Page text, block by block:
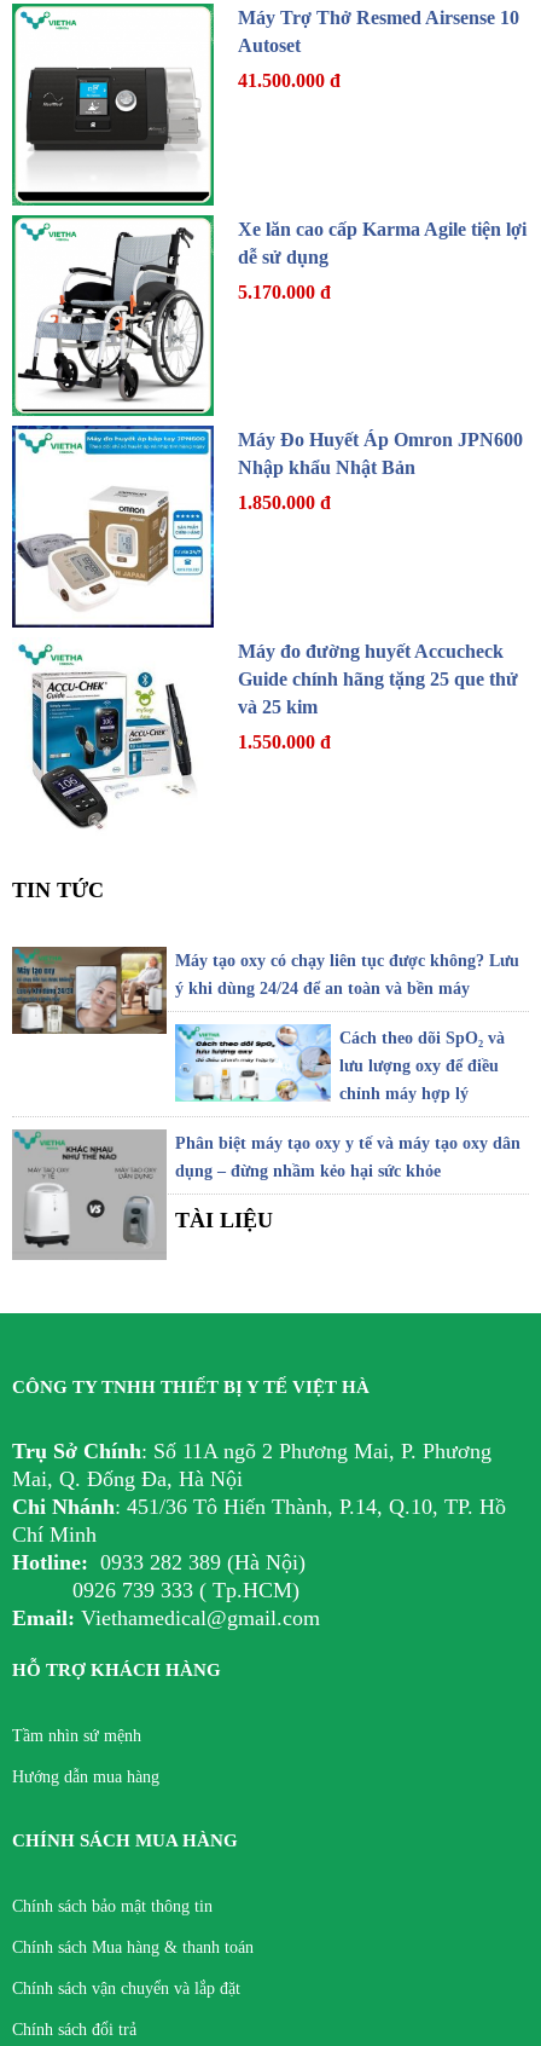
Máy Trợ Thở Resmed Airsense 10
Autoset
41.500.000 đ
Xe lăn cao cấp Karma Agile tiện lợi
dễ sử dụng
5.170.000 đ
Máy Đo Huyết Áp Omron JPN600
Nhập khẩu Nhật Bản
1.850.000 đ
Máy đo đường huyết Accucheck
Guide chính hãng tặng 25 que thử
và 25 kim
1.550.000 đ
TIN TỨC
Máy tạo oxy có chạy liên tục được không? Lưu
ý khi dùng 24/24 để an toàn và bền máy
Cách theo dõi SpO₂ và
lưu lượng oxy để điều
chỉnh máy hợp lý
Phân biệt máy tạo oxy y tế và máy tạo oxy dân
dụng – đừng nhầm kẻo hại sức khỏe
TÀI LIỆU
CÔNG TY TNHH THIẾT BỊ Y TẾ VIỆT HÀ
Trụ Sở Chính: Số 11A ngõ 2 Phương Mai, P. Phương
Mai, Q. Đống Đa, Hà Nội
Chi Nhánh: 451/36 Tô Hiến Thành, P.14, Q.10, TP. Hồ
Chí Minh
Hotline: 0933 282 389 (Hà Nội)
0926 739 333 ( Tp.HCM)
Email: Viethamedical@gmail.com
HỖ TRỢ KHÁCH HÀNG
Tầm nhìn sứ mệnh
Hướng dẫn mua hàng
CHÍNH SÁCH MUA HÀNG
Chính sách bảo mật thông tin
Chính sách Mua hàng & thanh toán
Chính sách vận chuyển và lắp đặt
Chính sách đổi trả